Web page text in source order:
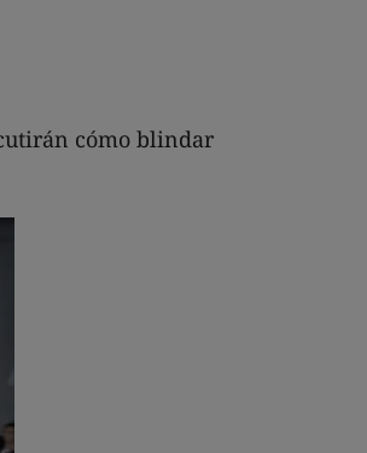
cómo blindar